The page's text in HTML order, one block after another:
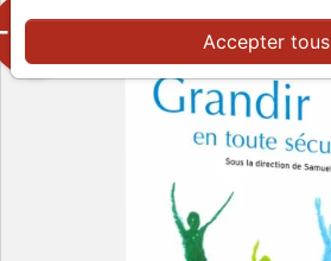
50% Accepter tous